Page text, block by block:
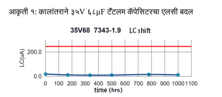
आकृती १: कालांतराने ३५V ६८μF टॅंटलम कॅपेसिटरचा एलसी बदल